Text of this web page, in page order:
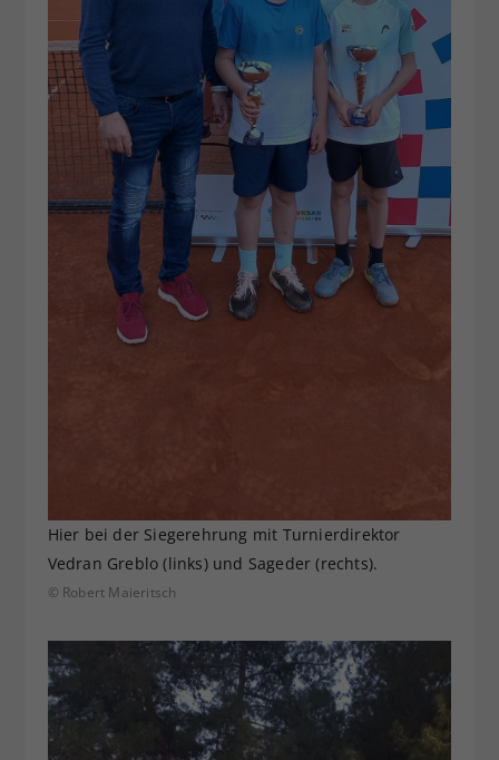
Hier bei der Siegerehrung mit Turnierdirektor
Vedran Greblo (links) und Sageder (rechts).
© Robert Maieritsch